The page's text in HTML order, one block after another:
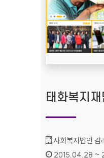
태화복지재
기관명 :
사회복지법인 감
인증기간 :
2015.04.28 ~